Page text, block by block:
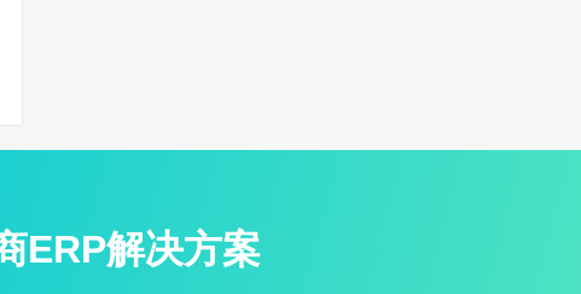
ERP解决方案